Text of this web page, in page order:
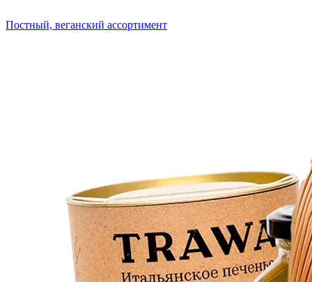
Постный, веганский ассортимент